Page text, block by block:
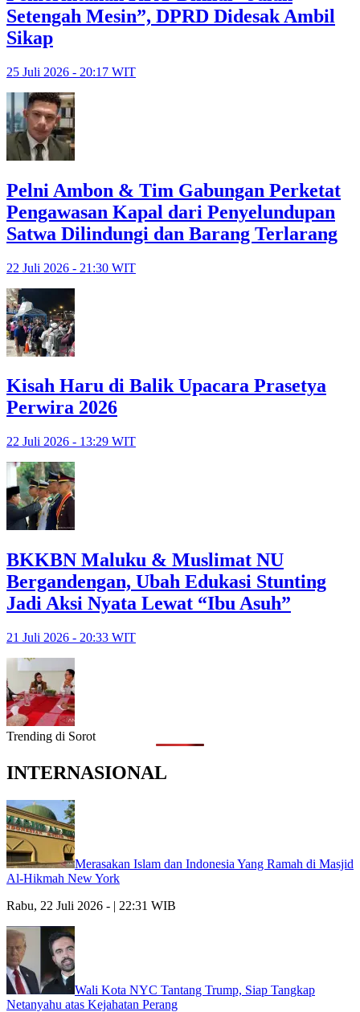
Setengah Mesin”, DPRD Didesak Ambil
Sikap
25 Juli 2026 - 20:17 WIT
Pelni Ambon & Tim Gabungan Perketat
Pengawasan Kapal dari Penyelundupan
Satwa Dilindungi dan Barang Terlarang
22 Juli 2026 - 21:30 WIT
Kisah Haru di Balik Upacara Prasetya
Perwira 2026
22 Juli 2026 - 13:29 WIT
BKKBN Maluku & Muslimat NU
Bergandengan, Ubah Edukasi Stunting
Jadi Aksi Nyata Lewat “Ibu Asuh”
21 Juli 2026 - 20:33 WIT
Trending di Sorot
INTERNASIONAL
Merasakan Islam dan Indonesia Yang Ramah di Masjid
Al-Hikmah New York
Rabu, 22 Juli 2026 - | 22:31 WIB
Wali Kota NYC Tantang Trump, Siap Tangkap
Netanyahu atas Kejahatan Perang